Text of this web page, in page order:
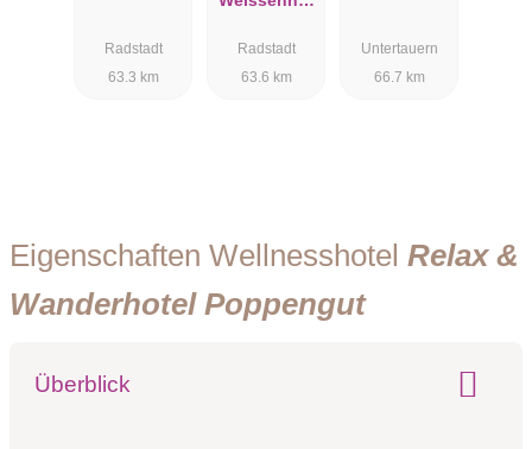
Radstadt
63.3 km
Radstadt
63.6 km
Untertauern
66.7 km
Eigenschaften Wellnesshotel Relax &
Wanderhotel Poppengut
Überblick